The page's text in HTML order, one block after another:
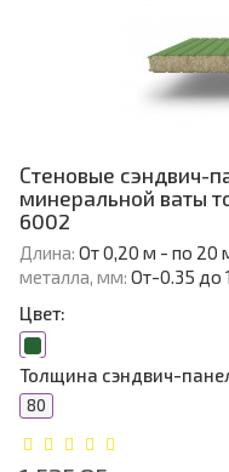
Стеновые сэндвич-
минеральной ваты
6002
Длина: От 0,20 м - по 20
металла, мм: От-0.35 до
Цвет:
Толщина сэндвич-
80